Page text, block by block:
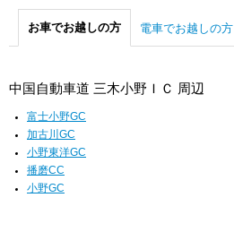
お車でお越しの方 電車でお越しの方
中国自動車道 三木小野ＩＣ 周辺
富士小野GC
加古川GC
小野東洋GC
播磨CC
小野GC